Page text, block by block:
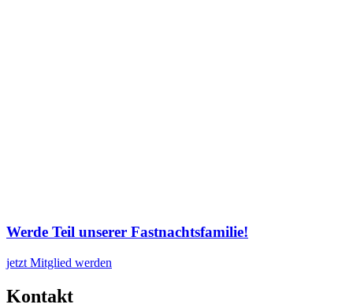
Werde Teil unserer Fastnachtsfamilie!
jetzt Mitglied werden
Kontakt